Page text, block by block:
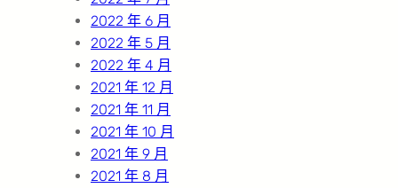
2022 年 6 月
2022 年 5 月
2022 年 4 月
2021 年 12 月
2021 年 11 月
2021 年 10 月
2021 年 9 月
2021 年 8 月